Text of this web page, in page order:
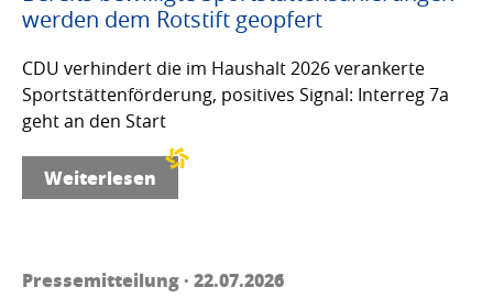
werden dem Rotstift geopfert
CDU verhindert die im Haushalt 2026 verankerte
Sportstättenförderung, positives Signal: Interreg 7a
geht an den Start
Weiterlesen
Pressemitteilung · 22.07.2026